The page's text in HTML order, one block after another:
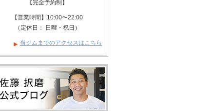
【完全予約制】
【営業時間】10:00〜22:00
（定休日： 日曜・祝日）
当ジムまでのアクセスはこちら